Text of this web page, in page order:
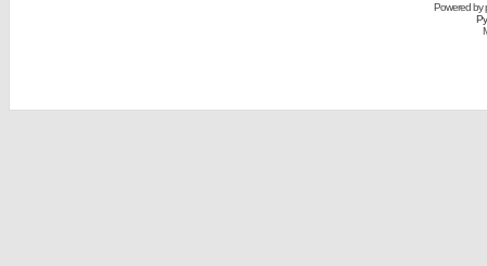
Powered by